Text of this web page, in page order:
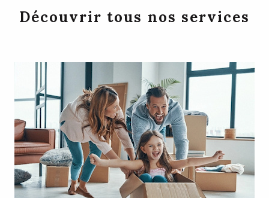
Découvrir tous nos services